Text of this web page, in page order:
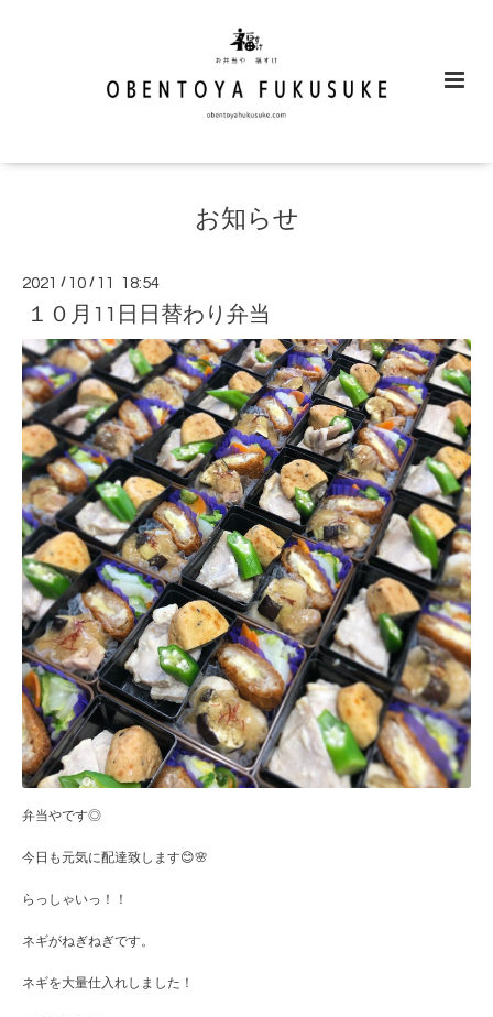
お知らせ
2021 / 10 / 11 18:54
１０月11日日替わり弁当
弁当やです◎
今日も元気に配達致します😊🌸
らっしゃいっ！！
ネギがねぎねぎです。
ネギを大量仕入れしました！